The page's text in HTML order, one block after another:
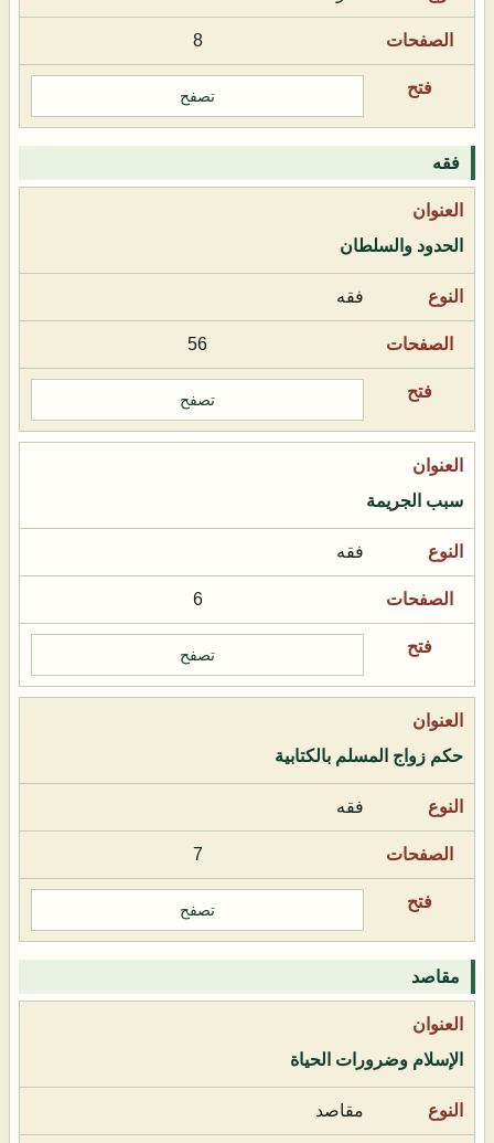
8
تصفح
فقه
الحدود والسلطان
فقه
56
تصفح
سبب الجريمة
فقه
6
تصفح
حكم زواج المسلم بالكتابية
فقه
7
تصفح
مقاصد
الإسلام وضرورات الحياة
مقاصد